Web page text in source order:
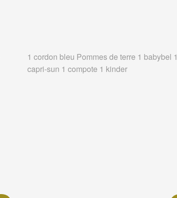
1 cordon bleu Pommes de terre 1 babybel 1
capri-sun 1 compote 1 kinder